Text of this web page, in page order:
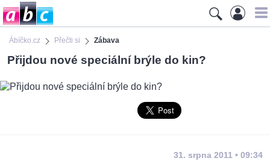
Ábíčko.cz Přečti si Zábava
Přijdou nové speciální brýle do kin?
31. srpna 2011 • 09:34